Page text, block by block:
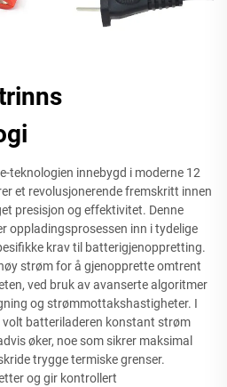
teknologien innebygd i moderne 12
et revolusjonerende fremskritt innen
presisjon og effektivitet. Denne
oppladingsprosessen inn i tydelige
krav til batterigjenoppretting.
strøm for å gjenopprette omtrent
ved bruk av avanserte algoritmer
og strømmottakshastigheter. I
batteriladeren konstant strøm
øker, noe som sikrer maksimal
trygge termiske grenser.
og gir kontrollert